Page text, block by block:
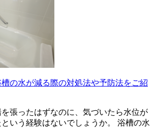
槽の水が減る際の対処法や予防法をご紹
張ったはずなのに、気づいたら水位が
という経験はないでしょうか。 浴槽の水